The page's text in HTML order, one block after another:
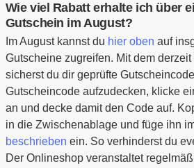
Voraussetzungen beschrieben
du den Gutschein auf das komplette
kannst und ob ein
Geschenkservice an. Sichere dir
Geschenkideen über die extra
Hauptmenü. Hier kannst du
Miniatur-Sammlungen für das
anschließend an eine/n Beauty-
Wie viel Rabatt erhalte ich über
Gutschein im August?
Im August kannst du hier oben auf
Gutscheine zugreifen. Mit dem
sicherst du dir geprüfte
Gutscheincode aufzudecken, klicke
an und decke damit den Code auf.
in die Zwischenablage und füge ihn
beschrieben ein. So verhinderst du
Der Onlineshop veranstaltet